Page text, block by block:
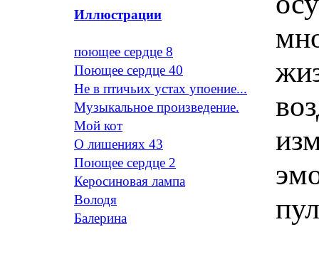
Иллюстрации
поющее сердце 8
Поющее сердце 40
Не в птичьих устах упоение...
Музыкальное произведение.
Мой кот
О лишениях 43
Поющее сердце 2
Керосиновая лампа
Володя
Балерина